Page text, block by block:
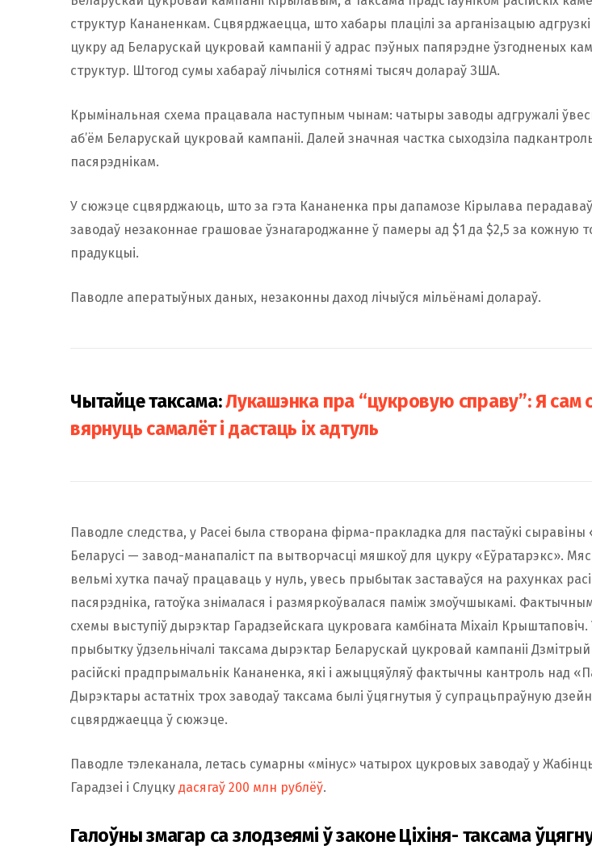
структур Кананенкам. Сцвярджаецца, што хабары плацілі за арганізацыю адгрузкі
цукру ад Беларускай цукровай кампаніі ў адрас пэўных папярэдне ўзгодненых
структур. Штогод сумы хабараў лічыліся сотнямі тысяч долараў ЗША.
Крымінальная схема працавала наступным чынам: чатыры заводы адгружалі
аб’ём Беларускай цукровай кампаніі. Далей значная частка сыходзіла
пасярэднікам.
У сюжэце сцвярджаюць, што за гэта Кананенка пры дапамозе Кірылава
заводаў незаконнае грашовае ўзнагароджанне ў памеры ад $1 да $2,5 за кожную
прадукцыі.
Паводле аператыўных даных, незаконны даход лічыўся мільёнамі долараў.
Чытайце таксама:Лукашэнка пра “цукровую справу”: Я сам
вярнуць самалёт і дастаць іх адтуль
Паводле следства, у Расеі была створана фірма-пракладка для пастаўкі сыравіны
Беларусі — завод-манапаліст па вытворчасці мяшкоў для цукру «Еўратарэкс».
вельмі хутка пачаў працаваць у нуль, увесь прыбытак заставаўся на рахунках
пасярэдніка, гатоўка знімалася і размяркоўвалася паміж змоўчшыкамі.
схемы выступіў дырэктар Гарадзейскага цукровага камбіната Міхаіл Крыштаповіч.
прыбытку ўдзельнічалі таксама дырэктар Беларускай цукровай кампаніі Дзмітрый
расійскі прадпрымальнік Кананенка, які і ажыццяўляў фактычны кантроль над
Дырэктары астатніх трох заводаў таксама былі ўцягнутыя ў супрацьпраўную
сцвярджаецца ў сюжэце.
Паводле тэлеканала, летась сумарны «мінус» чатырох цукровых заводаў у
Гарадзеі і Слуцку дасягаў 200 млн рублёў.
Галоўны змагар са злодзеямі ў законе Ціхіня- таксама